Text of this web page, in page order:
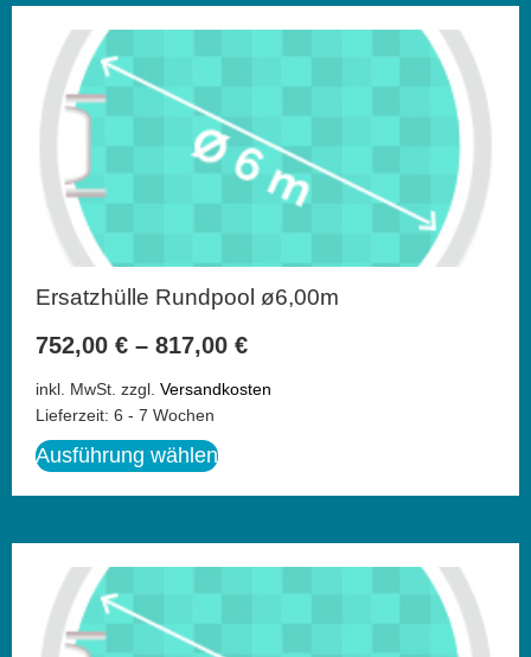
Ersatzhülle Rundpool ø6,00m
752,00 € – 817,00 €
inkl. MwSt. zzgl. Versandkosten
Lieferzeit: 6 - 7 Wochen
Ausführung wählen